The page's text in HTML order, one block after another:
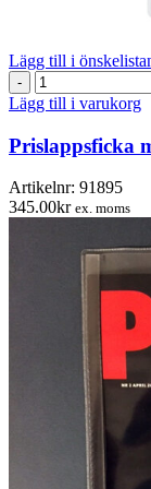
Lägg till i
Prislappsficka
möbelficka
1/3
A4
100-
pack
mängd
Lägg till i varukorg
Prislappsficka
Artikelnr: 91895
345.00kr ex. moms